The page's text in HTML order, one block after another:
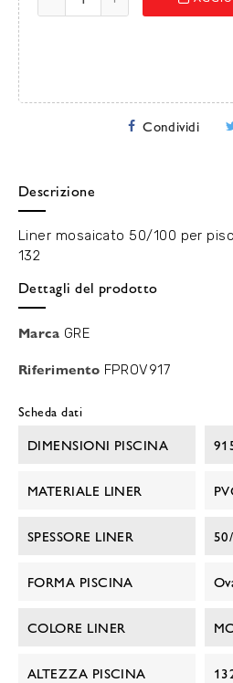
Condividi
Descrizione
Liner mosaicato 50/100 per
132
Dettagli del prodotto
Marca GRE
Riferimento FPROV917
Scheda dati
DIMENSIONI PISCINA
MATERIALE LINER
SPESSORE LINER
FORMA PISCINA
COLORE LINER
ALTEZZA PISCINA